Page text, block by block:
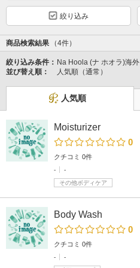
絞り込み
商品検索結果 （4件）
絞り込み条件： Na Hoola (ナ ホオラ)海外
並び替え順：
人気順（通常）
人気順
Moisturizer
0
クチコミ 0件
-
-
その他ボディケア
Body Wash
0
クチコミ 0件
-
-